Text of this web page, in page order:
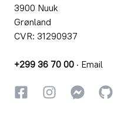
3900 Nuuk
Grønland
CVR: 31290937
+299 36 70 00 · Email
FacebookInstagramInstagram
GitHub